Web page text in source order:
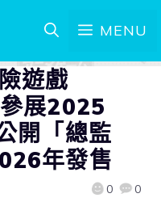
MENU
遊戲
展2025
開「總監
年發售
0 0